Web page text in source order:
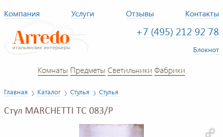
Компания Услуги Отзывы Контакты
+7 (495) 212 92 78
Блокнот
Комнаты Предметы Светильники Фабрики
Главная Каталог Стулья Стулья
Стул MARCHETTI TC 083/P